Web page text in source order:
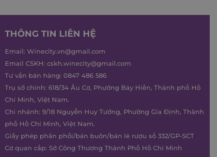
THÔNG TIN LIÊN HỆ
Email: Winecity.vn@gmail.com
Email CSKH: cskh.winecity@gmail.com
Tư vấn bán hàng: 0847 486 586
Trụ sở chính: 618/34 Âu Cơ, Phường Bảy Hiền, Thành phố Hồ
Chí Minh, Việt Nam.
Chi nhánh: 9/18 Nguyễn Huy Tưởng, Phường Gia Định, Thành
phố Hồ Chí Minh, Việt Nam.
Giấy phép phân phối/bán buôn/bán lẻ rượu số 332/GP-SCT
Cơ quan cấp: Sở Công Thương Thành Phố Hồ Chí Minh